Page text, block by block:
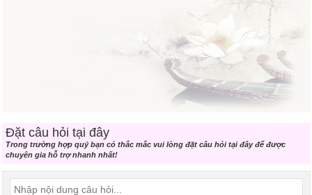
Đặt câu hỏi tại đây
Trong trường hợp quý bạn có thắc mắc vui lòng đặt câu hỏi tại đây để được
chuyên gia hỗ trợ nhanh nhất!